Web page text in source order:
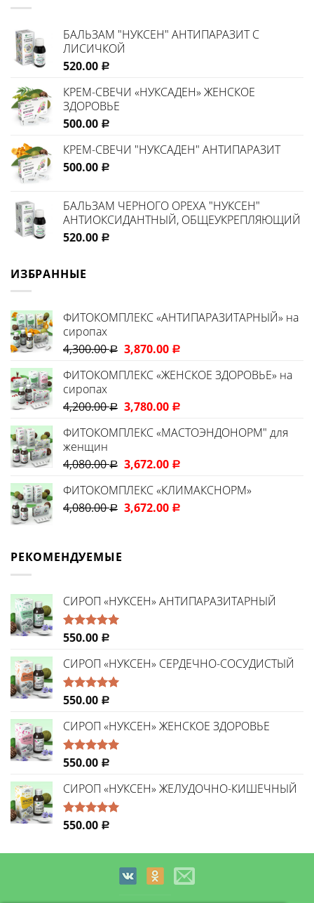
БАЛЬЗАМ "НУКСЕН" АНТИПАРАЗИТ С
ЛИСИЧКОЙ
520.00 Р
КРЕМ-СВЕЧИ «НУКСАДЕН» ЖЕНСКОЕ
ЗДОРОВЬЕ
500.00 Р
КРЕМ-СВЕЧИ "НУКСАДЕН" АНТИПАРАЗИТ
500.00 Р
БАЛЬЗАМ ЧЕРНОГО ОРЕХА "НУКСЕН"
АНТИОКСИДАНТНЫЙ, ОБЩЕУКРЕПЛЯЮЩИЙ
520.00 Р
ИЗБРАННЫЕ
ФИТОКОМПЛЕКС «АНТИПАРАЗИТАРНЫЙ» на
сиропах
4,300.00Р 3,870.00 Р
ФИТОКОМПЛЕКС «ЖЕНСКОЕ ЗДОРОВЬЕ» на
сиропах
4,200.00Р 3,780.00 Р
ФИТОКОМПЛЕКС «МАСТОЭНДОНОРМ" для
женщин
4,080.00Р 3,672.00 Р
ФИТОКОМПЛЕКС «КЛИМАКСНОРМ»
4,080.00Р 3,672.00 Р
РЕКОМЕНДУЕМЫЕ
CИРОП «НУКСЕН» АНТИПАРАЗИТАРНЫЙ
Оценка
550.00 Р
СИРОП «НУКСЕН» СЕРДЕЧНО-СОСУДИСТЫЙ
Оценка
550.00 Р
СИРОП «НУКСЕН» ЖЕНСКОЕ ЗДОРОВЬЕ
Оценка
550.00 Р
СИРОП «НУКСЕН» ЖЕЛУДОЧНО-КИШЕЧНЫЙ
Оценка
550.00 Р